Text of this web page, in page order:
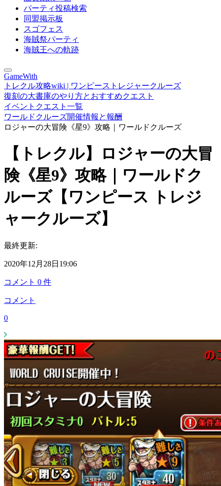
パーティ投稿検索
同盟掲示板
スゴフェス
海賊祭パーティ
海賊王への軌跡
GameWith
トレクル攻略wiki | ワンピーストレジャークルーズ
復刻の大書庫のやり方とおすすめクエスト
イベントクエスト一覧
ワールドクルーズ開催情報と報酬
ロジャーの大冒険《星9》攻略｜ワールドクルーズ
【トレクル】ロジャーの大冒
険《星9》攻略｜ワールドク
ルーズ【ワンピース トレジ
ャークルーズ】
最終更新:
2020年12月28日19:06
コメント 0 件
コメント
0